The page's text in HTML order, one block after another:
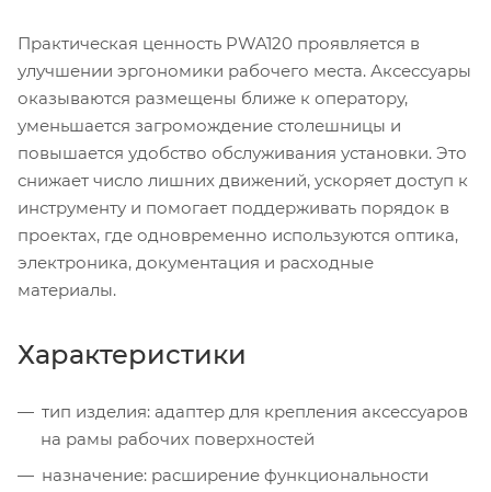
Практическая ценность PWA120 проявляется в
улучшении эргономики рабочего места. Аксессуары
оказываются размещены ближе к оператору,
уменьшается загромождение столешницы и
повышается удобство обслуживания установки. Это
снижает число лишних движений, ускоряет доступ к
инструменту и помогает поддерживать порядок в
проектах, где одновременно используются оптика,
электроника, документация и расходные
материалы.
Характеристики
тип изделия: адаптер для крепления аксессуаров
на рамы рабочих поверхностей
назначение: расширение функциональности